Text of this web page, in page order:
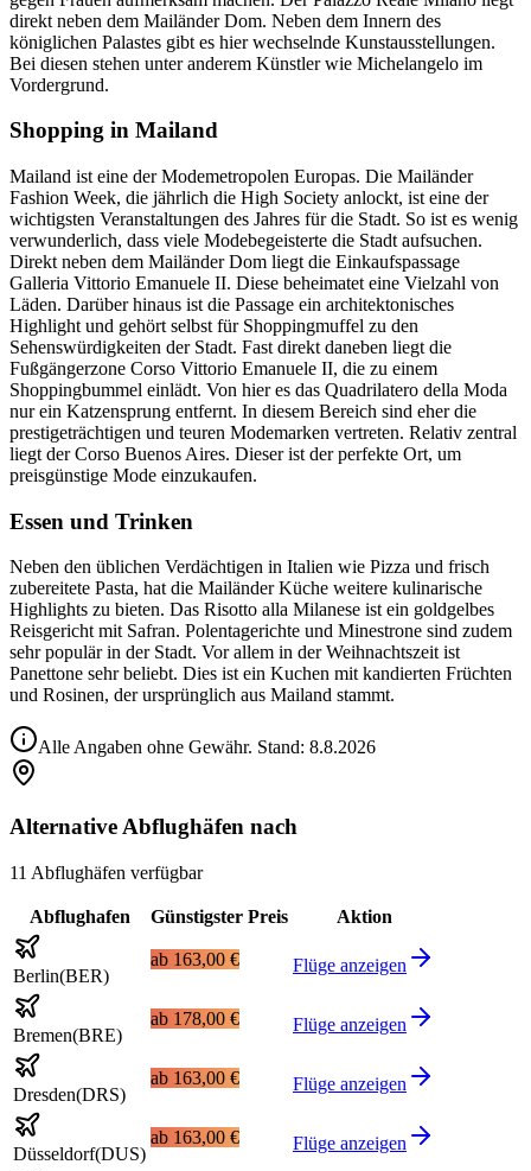
direkt neben dem Mailänder Dom. Neben dem Innern des
königlichen Palastes gibt es hier wechselnde Kunstausstellungen.
Bei diesen stehen unter anderem Künstler wie Michelangelo im
Vordergrund.
Shopping in Mailand
Mailand ist eine der Modemetropolen Europas. Die Mailänder
Fashion Week, die jährlich die High Society anlockt, ist eine der
wichtigsten Veranstaltungen des Jahres für die Stadt. So ist es wenig
verwunderlich, dass viele Modebegeisterte die Stadt aufsuchen.
Direkt neben dem Mailänder Dom liegt die Einkaufspassage
Galleria Vittorio Emanuele II. Diese beheimatet eine Vielzahl von
Läden. Darüber hinaus ist die Passage ein architektonisches
Highlight und gehört selbst für Shoppingmuffel zu den
Sehenswürdigkeiten der Stadt. Fast direkt daneben liegt die
Fußgängerzone Corso Vittorio Emanuele II, die zu einem
Shoppingbummel einlädt. Von hier es das Quadrilatero della Moda
nur ein Katzensprung entfernt. In diesem Bereich sind eher die
prestigeträchtigen und teuren Modemarken vertreten. Relativ zentral
liegt der Corso Buenos Aires. Dieser ist der perfekte Ort, um
preisgünstige Mode einzukaufen.
Essen und Trinken
Neben den üblichen Verdächtigen in Italien wie Pizza und frisch
zubereitete Pasta, hat die Mailänder Küche weitere kulinarische
Highlights zu bieten. Das Risotto alla Milanese ist ein goldgelbes
Reisgericht mit Safran. Polentagerichte und Minestrone sind zudem
sehr populär in der Stadt. Vor allem in der Weihnachtszeit ist
Panettone sehr beliebt. Dies ist ein Kuchen mit kandierten Früchten
und Rosinen, der ursprünglich aus Mailand stammt.
Alle Angaben ohne Gewähr. Stand: 8.8.2026
Alternative Abflughäfen nach
11 Abflughäfen verfügbar
Abflughafen Günstigster Preis Aktion
Berlin(BER)
ab 163,00 € Flüge anzeigen
Bremen(BRE)
ab 178,00 € Flüge anzeigen
Dresden(DRS)
ab 163,00 € Flüge anzeigen
Düsseldorf(DUS)
ab 163,00 € Flüge anzeigen